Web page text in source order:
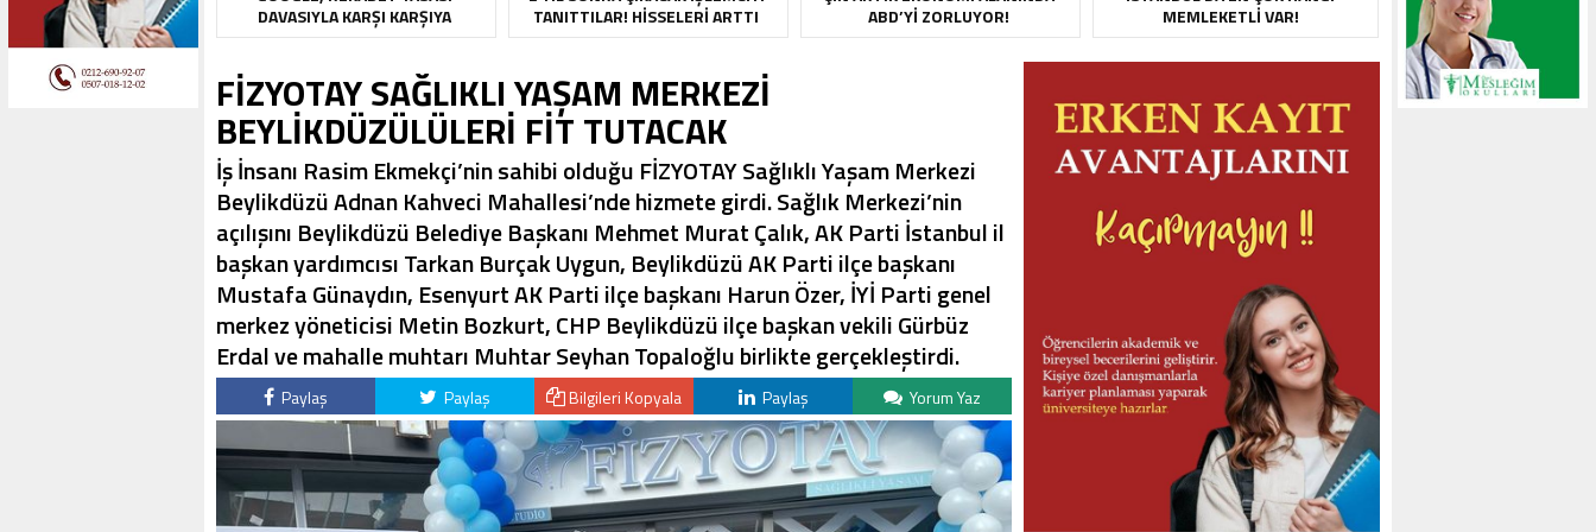
DAVASIYLA KARŞI KARŞIYA
TANITTILAR! HISSELERI ARTTI
ABD’YI ZORLUYOR!
MEMLEKETLI VAR!
FİZYOTAY SAĞLIKLI YAŞAM MERKEZİ
BEYLİKDÜZÜLÜLERİ FİT TUTACAK
İş İnsanı Rasim Ekmekçi’nin sahibi olduğu FİZYOTAY Sağlıklı Yaşam Merkezi
Beylikdüzü Adnan Kahveci Mahallesi’nde hizmete girdi. Sağlık Merkezi’nin
açılışını Beylikdüzü Belediye Başkanı Mehmet Murat Çalık, AK Parti İstanbul il
başkan yardımcısı Tarkan Burçak Uygun, Beylikdüzü AK Parti ilçe başkanı
Mustafa Günaydın, Esenyurt AK Parti ilçe başkanı Harun Özer, İYİ Parti genel
merkez yöneticisi Metin Bozkurt, CHP Beylikdüzü ilçe başkan vekili Gürbüz
Erdal ve mahalle muhtarı Muhtar Seyhan Topaloğlu birlikte gerçekleştirdi.
Paylaş Paylaş Bilgileri Kopyala Paylaş Yorum Yaz